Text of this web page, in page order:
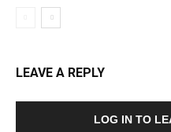
LEAVE A REPLY
LOG IN TO